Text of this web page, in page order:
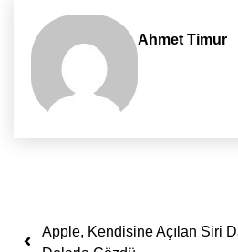
Ahmet Timur
Yazı dolaşımı
Apple, Kendisine Açılan Siri